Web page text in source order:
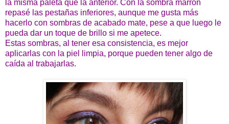
la misma paleta que la anterior. Con la sombra marrón
repasé las pestañas inferiores, aunque me gusta más
hacerlo con sombras de acabado mate, pese a que luego le
pueda dar un toque de brillo si me apetece.
Estas sombras, al tener esa consistencia, es mejor
aplicarlas con la piel limpia, porque pueden tener algo de
caída al trabajarlas.